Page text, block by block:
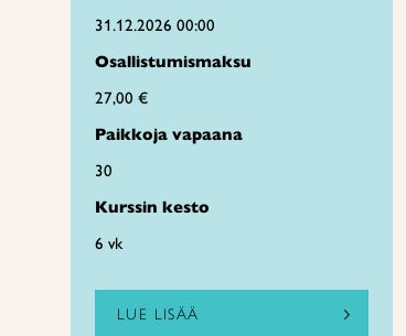
31.12.2026 00:00
Osallistumismaksu
27,00 €
Paikkoja vapaana
30
Kurssin kesto
6 vk
LUE LISÄÄ